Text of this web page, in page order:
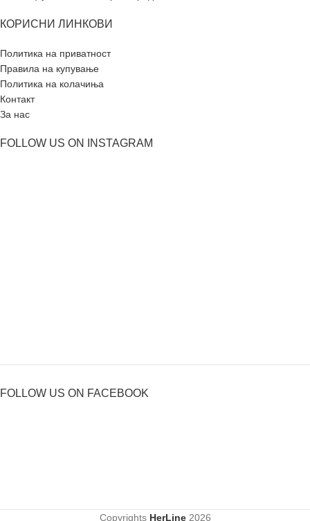
КОРИСНИ ЛИНКОВИ
Политика на приватност
Правила на купување
Политика на колачиња
Контакт
За нас
FOLLOW US ON INSTAGRAM
FOLLOW US ON FACEBOOK
Copyrights HerLine 2026